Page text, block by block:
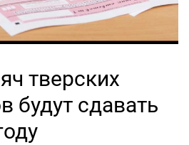
тверских
будут сдавать